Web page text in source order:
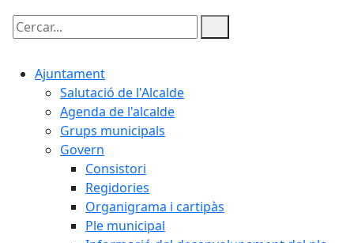
Cercar:
Ajuntament
Salutació de l'Alcalde
Agenda de l'alcalde
Grups municipals
Govern
Consistori
Regidories
Organigrama i cartipàs
Ple municipal